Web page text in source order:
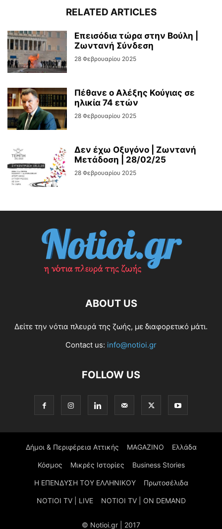
RELATED ARTICLES
Επεισόδια τώρα στην Βούλη |
Ζωντανή Σύνδεση
28 Φεβρουαρίου 2025
Πέθανε ο Αλέξης Κούγιας σε
ηλικία 74 ετών
28 Φεβρουαρίου 2025
Δεν έχω Οξυγόνο | Ζωντανή
Μετάδοση | 28/02/25
28 Φεβρουαρίου 2025
ABOUT US
Δείτε την νότια πλευρά της ζωής, με διαφορετικό μάτι.
Contact us: info@notioi.gr
FOLLOW US
Δήμοι & Περιφέρεια Αττικής MAGAZINO Ελλάδα
Κόσμος Μικρές Ιστορίες Business Stories
Η ΕΠΕΝΔΥΣΗ ΤΟΥ ΕΛΛΗΝΙΚΟΥ Πρωτοσέλιδα
NOTIOI TV | LIVE NOTIOI TV | ON DEMAND
© Notioi.gr | 2017